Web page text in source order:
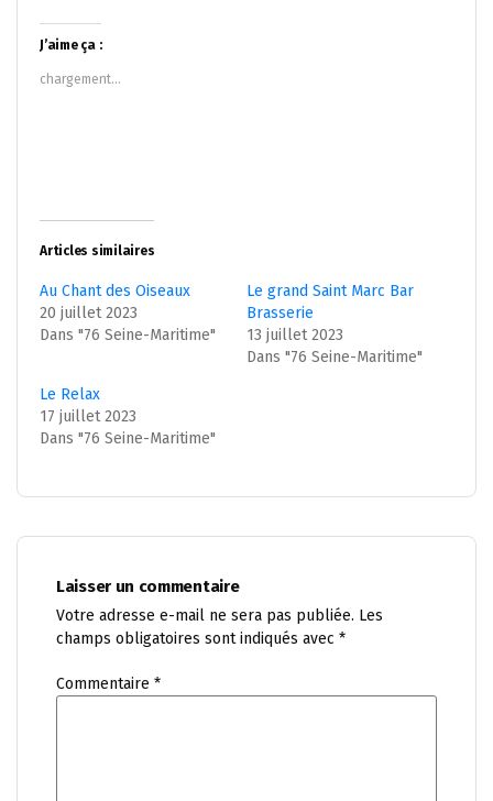
Twitter(ouvre
dans
une
nouvelle
fenêtre)
J’aime ça :
chargement…
Articles similaires
Au Chant des Oiseaux
20 juillet 2023
Dans "76 Seine-Maritime"
Le grand Saint Marc Bar
Brasserie
13 juillet 2023
Dans "76 Seine-Maritime"
Le Relax
17 juillet 2023
Dans "76 Seine-Maritime"
Laisser un commentaire
Votre adresse e-mail ne sera pas publiée. Les
champs obligatoires sont indiqués avec *
Commentaire *